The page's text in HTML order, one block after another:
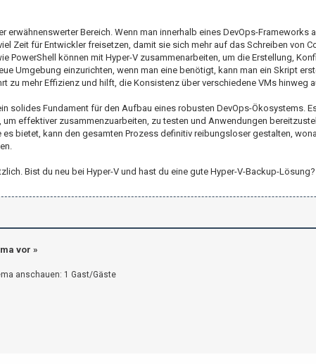
erwähnenswerter Bereich. Wenn man innerhalb eines DevOps-
Zeit für Entwickler freisetzen, damit sie sich mehr auf das Schreiben von
PowerShell können mit Hyper-V zusammenarbeiten, um die Erstellung,
Umgebung einzurichten, wenn man eine benötigt, kann man ein Skript
zu mehr Effizienz und hilft, die Konsistenz über verschiedene VMs hinweg
solides Fundament für den Aufbau eines robusten DevOps-Ökosystems.
effektiver zusammenzuarbeiten, zu testen und Anwendungen
bietet, kann den gesamten Prozess definitiv reibungsloser gestalten,
Bist du neu bei Hyper-V und hast du eine gute Hyper-V-Backup-
vor »
anschauen: 1 Gast/Gäste